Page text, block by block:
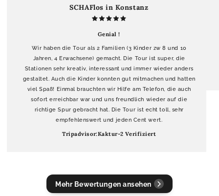
SCHAFlos in Konstanz
Genial !
Wir haben die Tour als 2 Familien (3 Kinder zw 8 und 10
Jahren, 4 Erwachsene) gemacht. Die Tour ist super, die
Stationen sehr kreativ, interessant und immer wieder anders
gestaltet. Auch die Kinder konnten gut mitmachen und hatten
viel Spaß! Einmal brauchten wir Hilfe am Telefon, die auch
sofort erreichbar war und uns freundlich wieder auf die
richtige Spur gebracht hat. Die Tour ist echt toll, sehr
empfehlenswert und jeden Cent wert.
Tripadvisor:Kaktur-2 Verifiziert
Mehr Bewertungen ansehen